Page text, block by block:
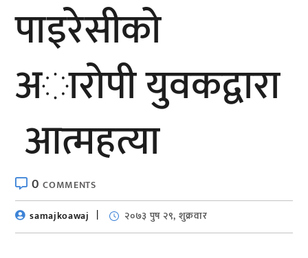
पाइरेसीको
अाराेपी युवकद्वारा
आत्महत्या
0COMMENTS
samajkoawaj
२०७३ पुष २९, शुक्रवार